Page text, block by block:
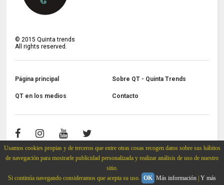
Usamos cookies propias y de terceros que entre otras cosas recogen datos sobre sus hábitos
de navegación para mostrarle publicidad personalizada y realizar análisis de uso de nuestro
sitio.
Si continúa navegando consideramos que acepta su uso. OK Más información Y más
© 2015 Quinta trends
All rights reserved.
Página principal Sobre QT - Quinta Trends
QT en los medios Contacto